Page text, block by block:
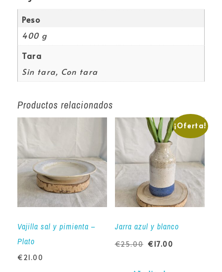
Peso
400 g
Tara
Sin tara, Con tara
Productos relacionados
Vajilla sal y pimienta –
Plato
€21.00
¡Oferta!
Jarra azul y blanco
€25.00 € 17.00